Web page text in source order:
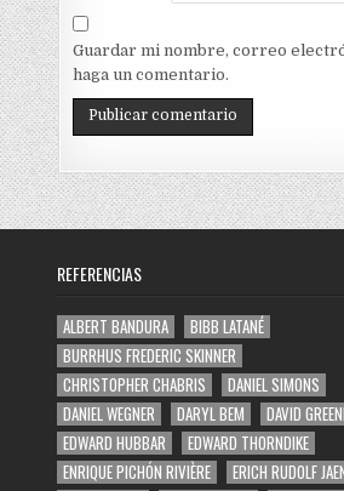
Guardar mi nombre, correo
haga un comentario.
REFERENCIAS
ALBERT BANDURA
BIBB LATANÉ
BURRHUS FREDERIC SKINNER
CHRISTOPHER CHABRIS
DANIEL SIMONS
DANIEL WEGNER
DARYL BEM
DAVID
EDWARD HUBBAR
EDWARD THORNDIKE
ENRIQUE PICHÓN RIVIÈRE
ERICH RUDOLF